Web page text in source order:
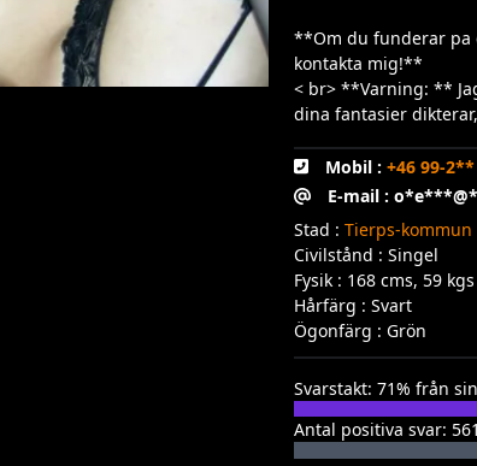
**Om du funderar pa
kontakta mig!**
< br> **Varning: **
dina fantasier
Mobil : +46 99-
E-mail :
Stad : Tierps-kommun
Civilstånd : Singel
Fysik : 168 cms, 59 kgs
Hårfärg : Svart
Ögonfärg : Grön
Svarstakt: 71% från
Antal positiva svar: 561